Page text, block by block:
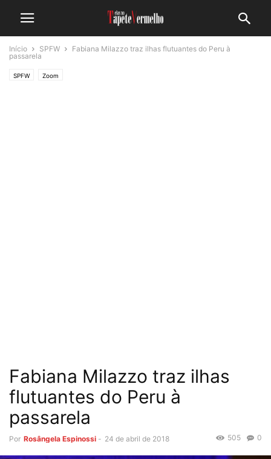
Início SPFW
Fabiana Milazzo traz ilhas flutuantes do Peru à
passarela
SPFW Zoom
Fabiana Milazzo traz ilhas
flutuantes do Peru à
passarela
Por Rosângela Espinossi - 24 de abril de 2018 0
505